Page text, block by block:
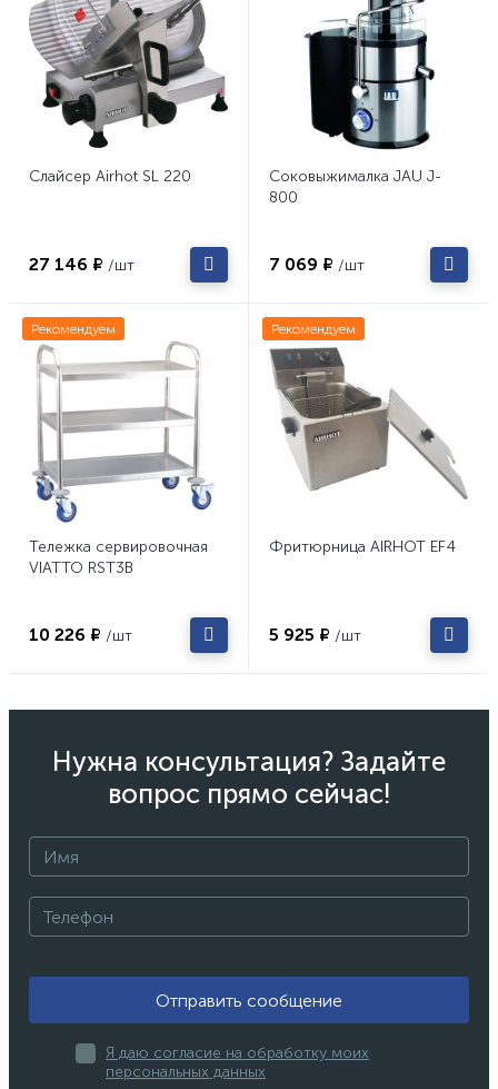
Слайсер Airhot SL 220
27 146 ₽ /шт
Соковыжималка JAU J-
800
7 069 ₽ /шт
Рекомендуем
Тележка сервировочная
VIATTO RST3B
10 226 ₽ /шт
Рекомендуем
Фритюрница AIRHOT EF4
5 925 ₽ /шт
Нужна консультация? Задайте
вопрос прямо сейчас!
Отправить сообщение
Я даю согласие на обработку моих
персональных данных